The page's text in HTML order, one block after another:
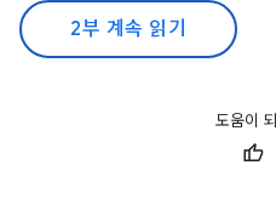
2부 계속 읽기
도움이